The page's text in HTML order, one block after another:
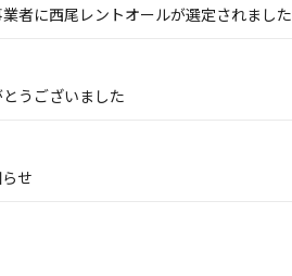
者に西尾レントオールが選定されました
うございました
せ